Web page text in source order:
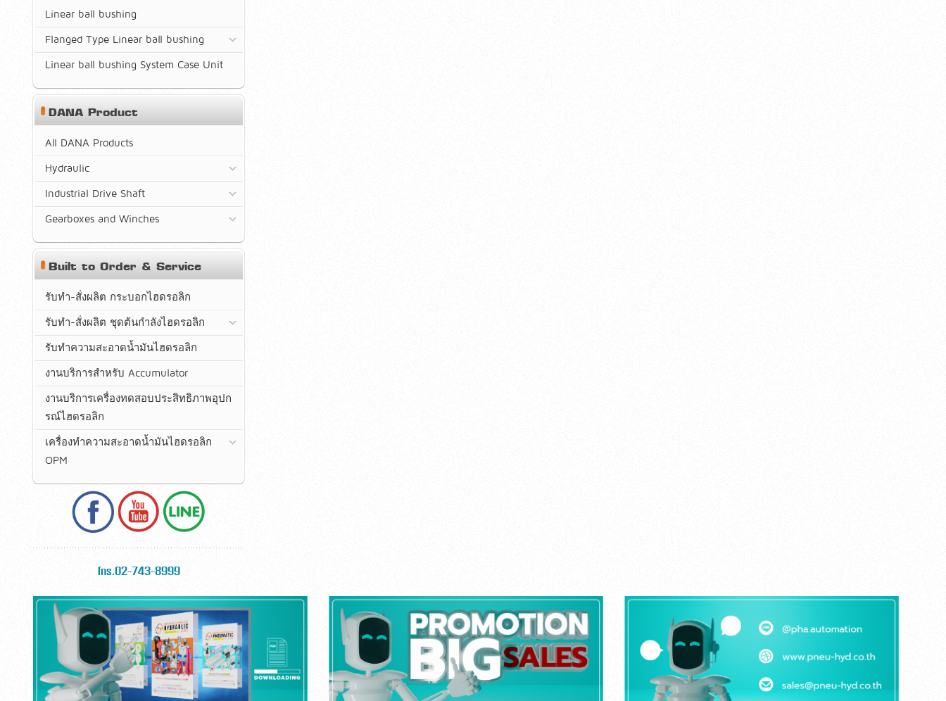
Linear ball bushing
Flanged Type Linear ball bushing
Linear ball bushing System Case Unit
DANA Product
All DANA Products
Hydraulic
Industrial Drive Shaft
Gearboxes and Winches
Built to Order & Service
รับทำ-สั่งผลิต กระบอกไฮดรอลิก
รับทำ-สั่งผลิต ชุดต้นกำลังไฮดรอลิก
รับทำความสะอาดน้ำมันไฮดรอลิก
งานบริการสำหรับ Accumulator
งานบริการเครื่องทดสอบประสิทธิภาพอุปก
รณ์ไฮดรอลิก
เครื่องทำความสะอาดน้ำมันไฮดรอลิก
OPM
โทร.02-743-8999